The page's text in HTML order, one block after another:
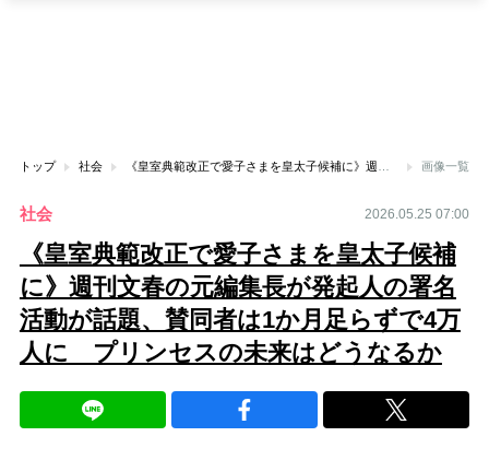
トップ 社会 画像一覧
社会 2026.05.25 07:00
《皇室典範改正で愛子さまを皇太子候補
に》週刊文春の元編集長が発起人の署名
活動が話題、賛同者は1か月足らずで4万
人に プリンセスの未来はどうなるか